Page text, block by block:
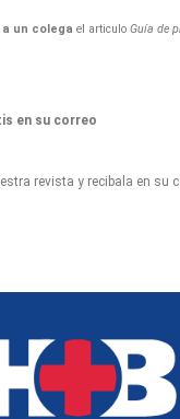
a un colega el articuloGuía de
en su correo
revista y recibala en su